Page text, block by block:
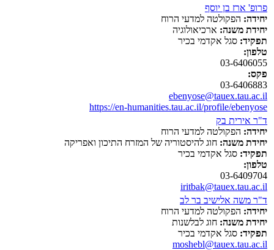
פרופ' ארז בן יוסף
יחידה: הפקולטה למדעי הרוח
יחידת משנה: ארכיאולוגיה
תפקיד: סגל אקדמי בכיר
טלפון:
03-6406055
פקס:
03-6406883
ebenyose@tauex.tau.ac.il
https://en-humanities.tau.ac.il/profile/ebenyose
ד"ר אירית בק
יחידה: הפקולטה למדעי הרוח
יחידת משנה: חוג להיסטוריה של המזרח התיכון ואפריקה
תפקיד: סגל אקדמי בכיר
טלפון:
03-6409704
iritbak@tauex.tau.ac.il
ד"ר משה אלישיב בר לב
יחידה: הפקולטה למדעי הרוח
יחידת משנה: חוג לבלשנות
תפקיד: סגל אקדמי בכיר
moshebl@tauex.tau.ac.il